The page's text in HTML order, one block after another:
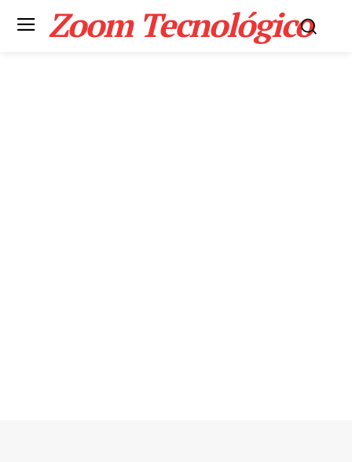
Zoom Tecnológico